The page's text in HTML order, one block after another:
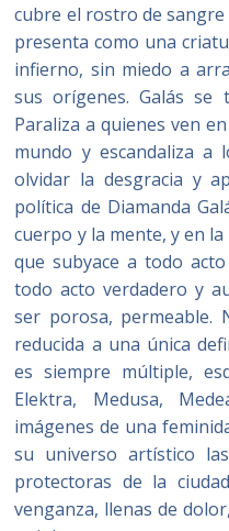
cubre el rostro de
presenta como una
infierno, sin miedo a
sus orígenes. Galás se
Paraliza a quienes ven
mundo y escandaliza a
olvidar la desgracia y
política de Diamanda
cuerpo y la mente, y en
que subyace a todo
todo acto verdadero y
ser porosa, permeable.
reducida a una única
es siempre múltiple,
Elektra, Medusa,
imágenes de una
su universo artístico
protectoras de la
venganza, llenas de